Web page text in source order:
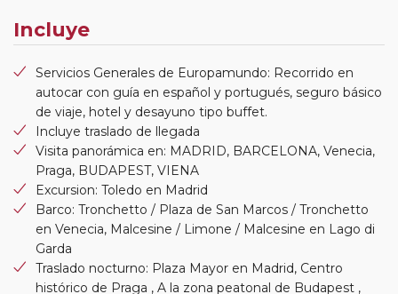
Incluye
Servicios Generales de Europamundo: Recorrido en
autocar con guía en español y portugués, seguro básico
de viaje, hotel y desayuno tipo buffet.
Incluye traslado de llegada
Visita panorámica en: MADRID, BARCELONA, Venecia,
Praga, BUDAPEST, VIENA
Excursion: Toledo en Madrid
Barco: Tronchetto / Plaza de San Marcos / Tronchetto
en Venecia, Malcesine / Limone / Malcesine en Lago di
Garda
Traslado nocturno: Plaza Mayor en Madrid, Centro
histórico de Praga , A la zona peatonal de Budapest ,